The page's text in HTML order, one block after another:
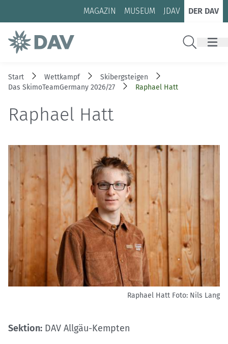
Zum Inhalt
Zur Footer-Navigation
MAGAZIN MUSEUM JDAV DER DAV
Start Wettkampf
Skibergsteigen
Das SkimoTeamGermany 2026/27
Raphael Hatt
Raphael Hatt
Raphael Hatt Foto: Nils Lang
Sektion: DAV Allgäu-Kempten